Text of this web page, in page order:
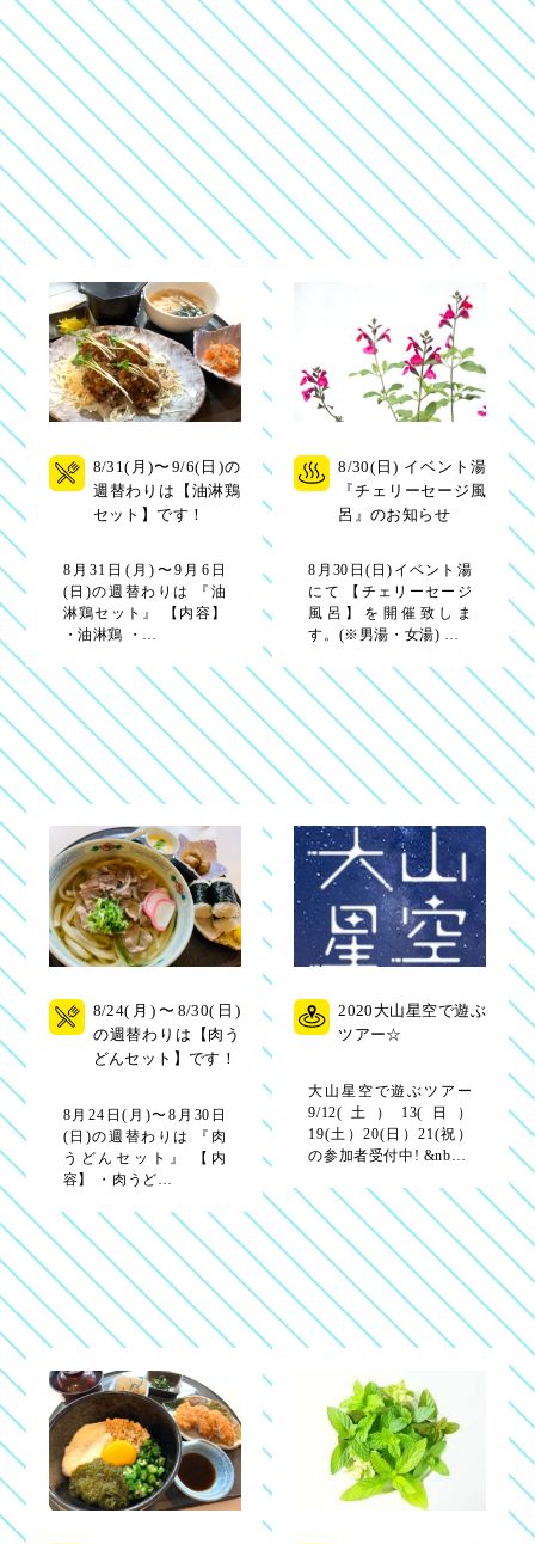
8/31(月)〜9/6(日)の
週替わりは【油淋鶏
セット】です！
8月31日(月)〜9月6日
(日)の週替わりは 『油
淋鶏セット』 【内容】
・油淋鶏 ・…
8/30(日) イベント湯
『チェリーセージ風
呂』のお知らせ
8月30日(日)イベント湯
にて 【チェリーセージ
風呂】を開催致しま
す。(※男湯・女湯) …
8/24(月)〜8/30(日)
の週替わりは【肉う
どんセット】です！
8月24日(月)〜8月30日
(日)の週替わりは 『肉
うどんセット』 【内
容】 ・肉うど…
2020大山星空で遊ぶ
ツアー☆
大山星空で遊ぶツアー
9/12(土）13(日）
19(土）20(日）21(祝）
の参加者受付中! &nb…